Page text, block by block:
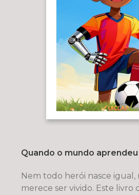
Quando o mundo aprendeu
Nem todo herói nasce igual,
merece ser vivido. Este livro